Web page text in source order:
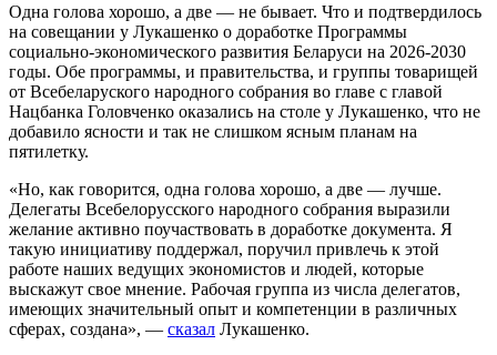
Одна голова хорошо, а две — не бывает. Что и подтвердилось
на совещании у Лукашенко о доработке Программы
социально-экономического развития Беларуси на 2026-2030
годы. Обе программы, и правительства, и группы товарищей
от Всебеларуского народного собрания во главе с главой
Нацбанка Головченко оказались на столе у Лукашенко, что не
добавило ясности и так не слишком ясным планам на
пятилетку.
«Но, как говорится, одна голова хорошо, а две — лучше.
Делегаты Всебелорусского народного собрания выразили
желание активно поучаствовать в доработке документа. Я
такую инициативу поддержал, поручил привлечь к этой
работе наших ведущих экономистов и людей, которые
выскажут свое мнение. Рабочая группа из числа делегатов,
имеющих значительный опыт и компетенции в различных
сферах, создана», — сказал Лукашенко.